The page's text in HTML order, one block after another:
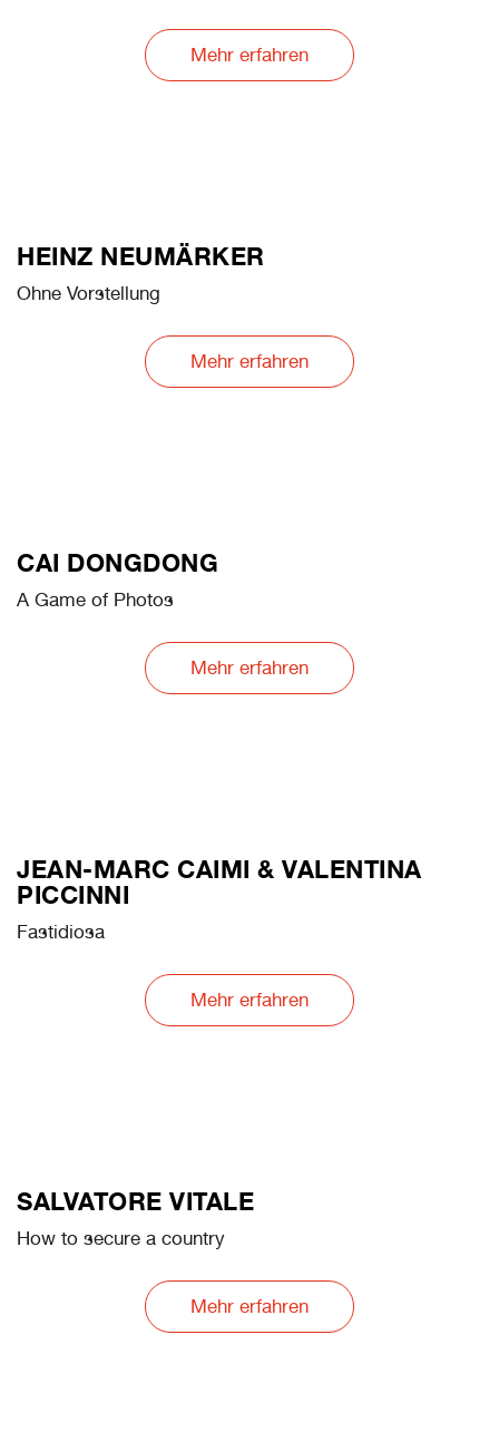
Mehr erfahren
HEINZ NEUMÄRKER
Ohne Vorstellung
Mehr erfahren
CAI DONGDONG
A Game of Photos
Mehr erfahren
JEAN-MARC CAIMI & VALENTINA
PICCINNI
Fastidiosa
Mehr erfahren
SALVATORE VITALE
How to secure a country
Mehr erfahren